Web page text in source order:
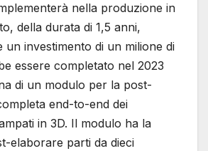
nella produzione in
della durata di 1,5 anni,
un investimento di un milione di
essere completato nel 2023
di un modulo per la post-
end-to-end dei
in 3D. Il modulo ha la
elaborare parti da dieci